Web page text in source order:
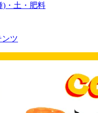
)・土・肥料
ンツ